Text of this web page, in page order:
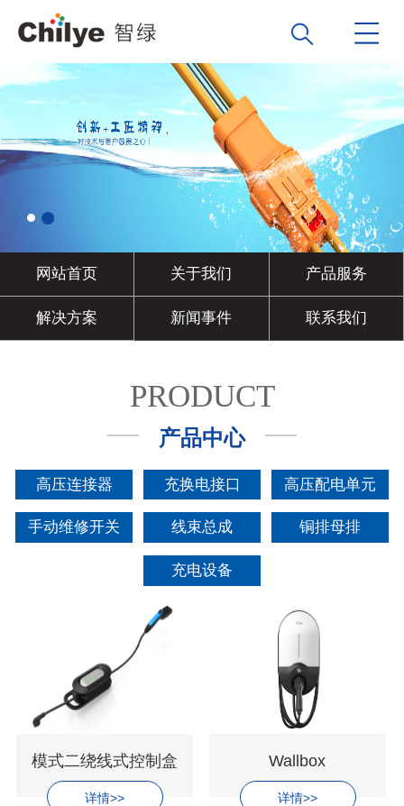
网站首页 关于我们 产品服务
解决方案 新闻事件 联系我们
PRODUCT
产品中心
高压连接器 充换电接口 高压配电单元
手动维修开关 线束总成 铜排母排
充电设备
模式二绕线式控制盒
详情>>
Wallbox
详情>>